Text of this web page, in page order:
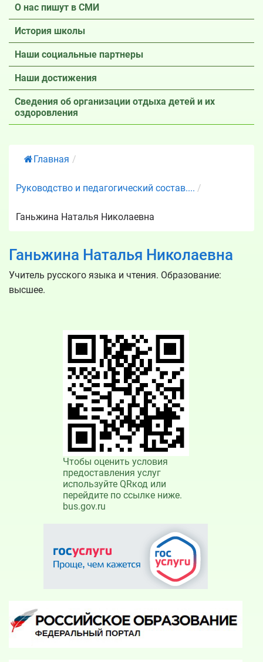
О нас пишут в СМИ
История школы
Наши социальные партнеры
Наши достижения
Сведения об организации отдыха детей и их
оздоровления
Главная /
Руководство и педагогический состав.... /
Ганьжина Наталья Николаевна
Ганьжина Наталья Николаевна
Учитель русского языка и чтения. Образование:
высшее.
Чтобы оценить условия
предоставления услуг
используйте QRкод или
перейдите по ссылке ниже.
bus.gov.ru